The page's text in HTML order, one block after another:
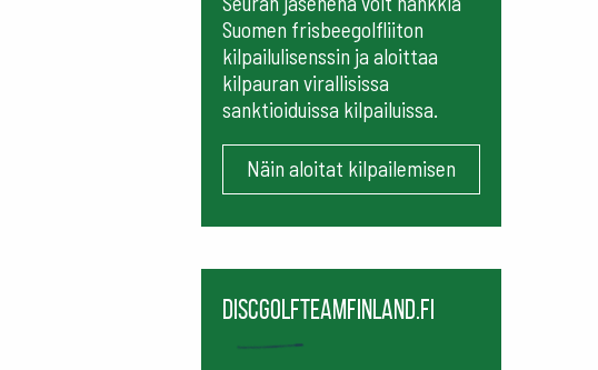
Suomen frisbeegolfliiton
kilpailulisenssin ja aloittaa
kilpauran virallisissa
sanktioiduissa kilpailuissa.
Näin aloitat kilpailemisen
Discgolfteamfinland.fi